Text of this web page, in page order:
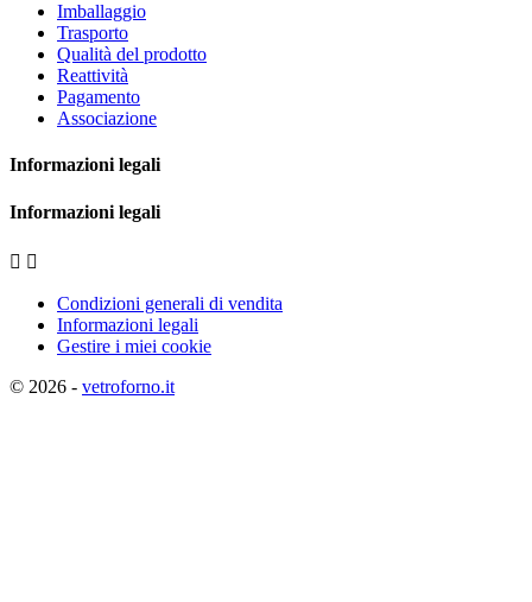
Imballaggio
Trasporto
Qualità del prodotto
Reattività
Pagamento
Associazione
Informazioni legali
Informazioni legali
 
Condizioni generali di vendita
Informazioni legali
Gestire i miei cookie
© 2026 - vetroforno.it